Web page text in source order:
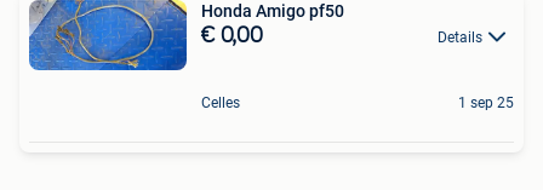
Honda Amigo pf50
€ 0,00 Details
Celles 1 sep 25